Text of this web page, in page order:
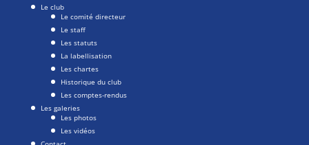
Le club
Le comité directeur
Le staff
Les statuts
La labellisation
Les chartes
Historique du club
Les comptes-rendus
Les galeries
Les photos
Les vidéos